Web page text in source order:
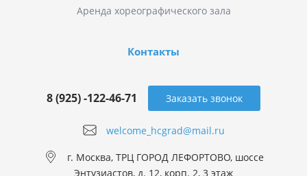
Аренда хореографического зала
Контакты
welcome_hcgrad@mail.ru
8 (925) -122-46-71
г. Москва, ТРЦ ГОРОД ЛЕФОРТОВО, шоссе
Энтузиастов, д. 12, корп. 2, 3 этаж
Заказать звонок